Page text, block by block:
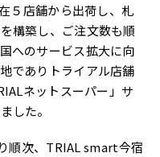
５店舗から出荷し、札
構築し、ご注文数も順
へのサービス拡大に向
でありトライアル店舗
ネットスーパー」サ
した。
順次、TRIAL smart今宿